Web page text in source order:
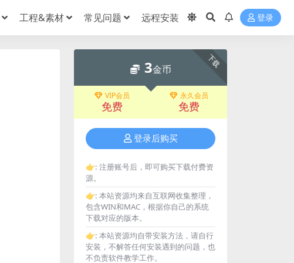
工程&素材 常见问题 远程安装 登录
下载
3金币
VIP会员
免费
永久会员
免费
登录后购买
👉: 注册账号后，即可购买下载付费资
源。
👉: 本站资源均来自互联网收集整理，
包含WIN和MAC，根据你自己的系统
下载对应的版本。
👉: 本站资源均自带安装方法，请自行
安装，不解答任何安装遇到的问题，也
不负责软件教学工作。